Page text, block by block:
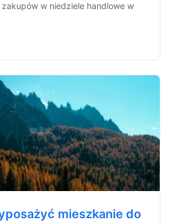
w niedziele handlowe w
mieszkanie do